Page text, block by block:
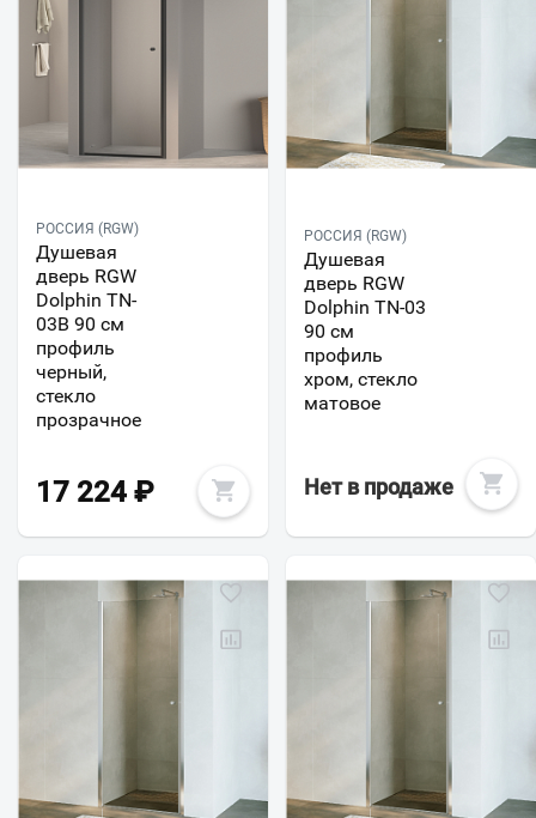
РОССИЯ (RGW)
Душевая
дверь RGW
Dolphin TN-
03B 90 см
профиль
черный,
стекло
прозрачное
17 224 ₽
РОССИЯ (RGW)
Душевая
дверь RGW
Dolphin TN-03
90 см
профиль
хром, стекло
матовое
Нет в продаже